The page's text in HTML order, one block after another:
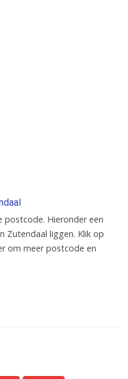
postcode. Hieronder een
Zutendaal liggen. Klik op
om meer postcode en